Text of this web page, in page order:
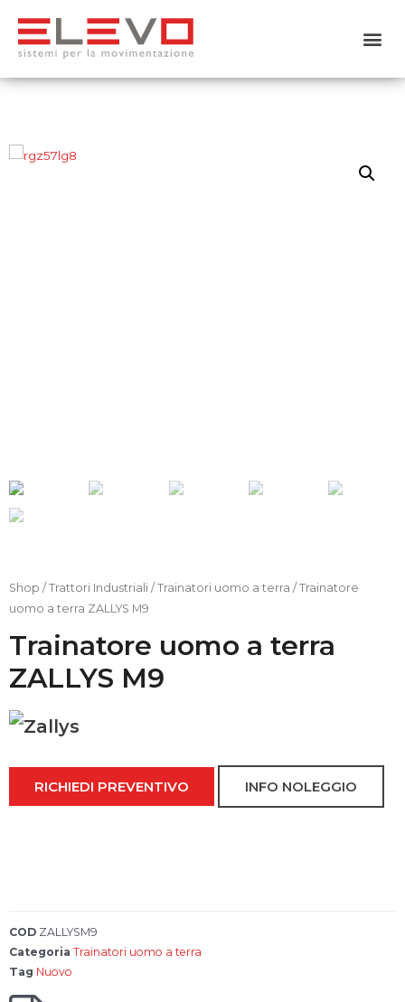
Home
Carrello
Bonus 4.0
tuo carrello
elevatore
Shop / Trattori Industriali / Trainatori uomo a terra / Trainatore
uomo a terra ZALLYS M9
Trainatore uomo a terra
ZALLYS M9
l
RICHIEDI PREVENTIVO INFO NOLEGGIO
COD ZALLYSM9
Categoria Trainatori uomo a terra
Tag Nuovo